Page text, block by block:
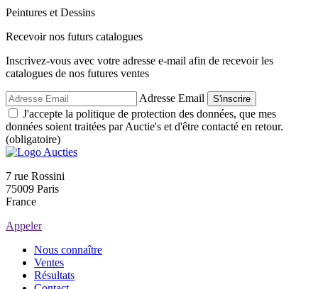
Peintures et Dessins
Recevoir nos futurs catalogues
Inscrivez-vous avec votre adresse e-mail afin de recevoir les
catalogues de nos futures ventes
Adresse Email S'inscrire
J'accepte la politique de protection des données, que mes
données soient traitées par Auctie's et d'être contacté en retour.
(obligatoire)
7 rue Rossini
75009 Paris
France
Appeler
Nous connaître
Ventes
Résultats